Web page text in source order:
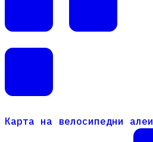
Карта на велосипедни алеи
Карта на велосипедни алеи